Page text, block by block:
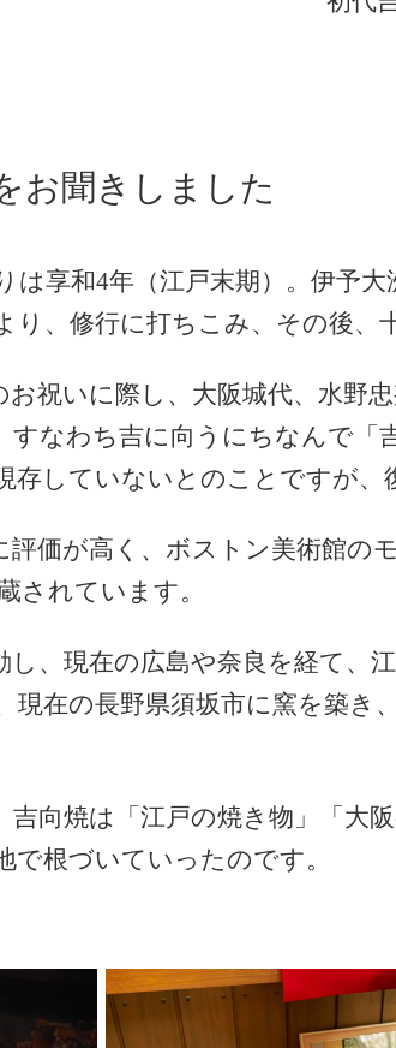
お聞きしました
享和4年（江戸末期）。伊予
り、修行に打ちこみ、その後、
祝いに際し、大阪城代、水野
すなわち吉に向うにちなんで「
存していないとのことですが、
評価が高く、ボストン美術館の
されています。
、現在の広島や奈良を経て、
現在の長野県須坂市に窯を築き
吉向焼は「江戸の焼き物」「大
で根づいていったのです。